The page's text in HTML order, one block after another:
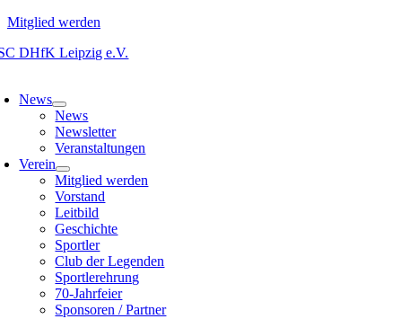
Mitglied werden
Zum
News
News
Newsletter
Veranstaltungen
Verein
Mitglied werden
Vorstand
Leitbild
Geschichte
Sportler
Club der Legenden
Sportlerehrung
70-Jahrfeier
Sponsoren / Partner